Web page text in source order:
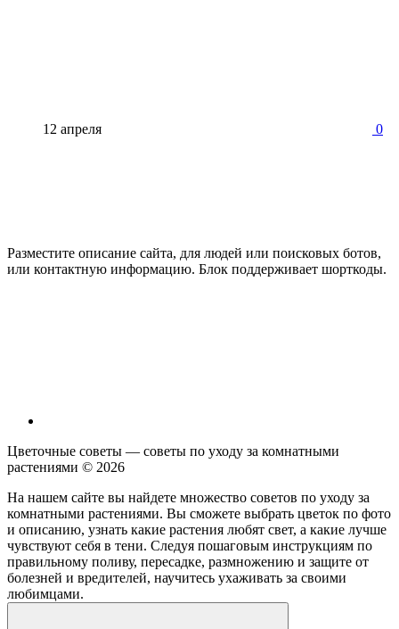
12 апреля 0
Разместите описание сайта, для людей или поисковых ботов,
или контактную информацию. Блок поддерживает шорткоды.
Цветочные советы — советы по уходу за комнатными
растениями © 2026
На нашем сайте вы найдете множество советов по уходу за
комнатными растениями. Вы сможете выбрать цветок по фото
и описанию, узнать какие растения любят свет, а какие лучше
чувствуют себя в тени. Следуя пошаговым инструкциям по
правильному поливу, пересадке, размножению и защите от
болезней и вредителей, научитесь ухаживать за своими
любимцами.